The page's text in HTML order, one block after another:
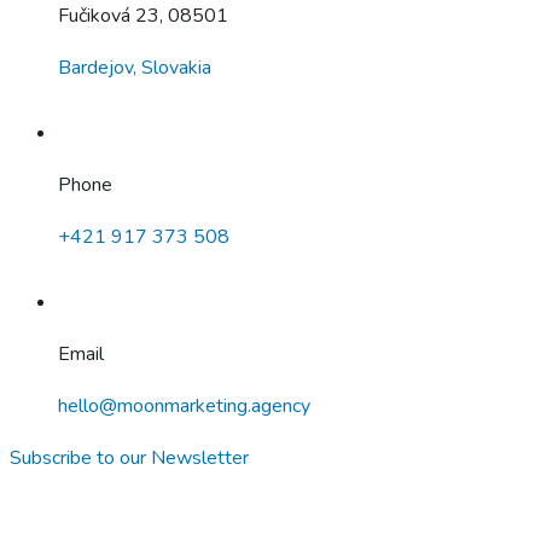
Fučiková 23, 08501
Bardejov, Slovakia
Phone
+421 917 373 508
Email
hello@moonmarketing.agency
Subscribe to our Newsletter